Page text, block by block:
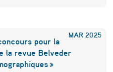
MAR 2025
pour la
la revue Belveder
»